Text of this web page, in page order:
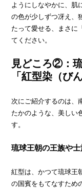
ようにしなやかに、肌
の色が少しずつ冴え、
たって愛せる、まさに
てください。
見どころ②：
「紅型染（び
次にご紹介するのは、
たかのような、美しい
す。
琉球王朝の王族や
紅型は、かつて琉球王
の国賓をもてなすため